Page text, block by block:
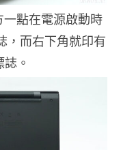
點在電源啟動時
，而右下角就印有
。